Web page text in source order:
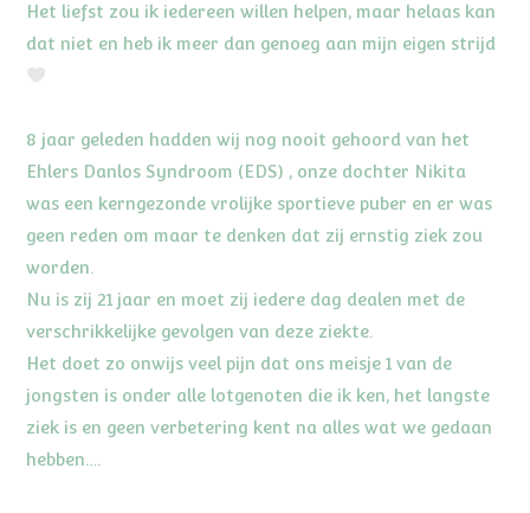
Het liefst zou ik iedereen willen helpen, maar helaas kan
dat niet en heb ik meer dan genoeg aan mijn eigen strijd
8 jaar geleden hadden wij nog nooit gehoord van het
Ehlers Danlos Syndroom (EDS) , onze dochter Nikita
was een kerngezonde vrolijke sportieve puber en er was
geen reden om maar te denken dat zij ernstig ziek zou
worden.
Nu is zij 21 jaar en moet zij iedere dag dealen met de
verschrikkelijke gevolgen van deze ziekte.
Het doet zo onwijs veel pijn dat ons meisje 1 van de
jongsten is onder alle lotgenoten die ik ken, het langste
ziek is en geen verbetering kent na alles wat we gedaan
hebben….